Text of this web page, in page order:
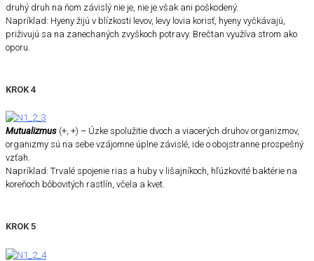
druhý druh na ňom závislý nie je, nie je však ani poškodený.
Napríklad: Hyeny žijú v blízkosti levov, levy lovia korisť, hyeny vyčkávajú,
priživujú sa na zanechaných zvyškoch potravy. Brečtan využíva strom ako
oporu.
KROK 4
Mutualizmus (+, +) – Úzke spolužitie dvoch a viacerých druhov organizmov,
organizmy sú na sebe vzájomne úplne závislé, ide o obojstranne prospešný
vzťah.
Napríklad: Trvalé spojenie rias a huby v lišajníkoch, hľúzkovité baktérie na
koreňoch bôbovitých rastlín, včela a kvet.
KROK 5